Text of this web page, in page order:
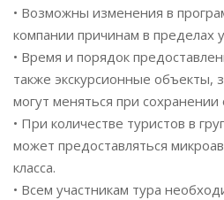
• Возможны изменения в
компании причинам в пределах
• Время и порядок
также экскурсионные объекты,
могут меняться при
• При количестве туристов в
может предоставляться
класса.
• Всем участникам тура